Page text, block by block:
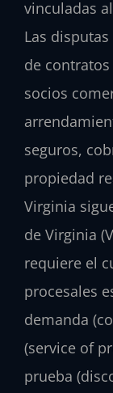
vinculadas
Las
de
socios
seguros,
propiedad
Virginia
de Virginia
requiere el
procesales
demanda
(service of
prueba